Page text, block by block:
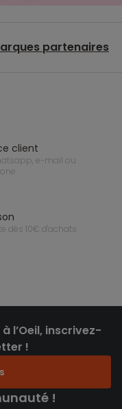
partenaires
client
dès 10€ d'achats
l’Oeil, inscrivez-
!
!